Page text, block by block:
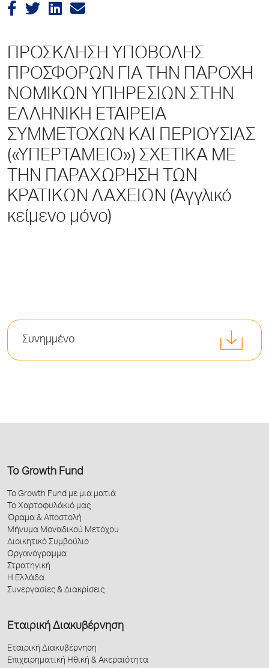
ΠΡΟΣΚΛΗΣΗ ΥΠΟΒΟΛΗΣ
ΠΡΟΣΦΟΡΩΝ ΓΙΑ ΤΗΝ ΠΑΡΟΧΗ
ΝΟΜΙΚΩΝ ΥΠΗΡΕΣΙΩΝ ΣΤΗΝ
ΕΛΛΗΝΙΚΗ ΕΤΑΙΡΕΙΑ
ΣΥΜΜΕΤΟΧΩΝ ΚΑΙ ΠΕΡΙΟΥΣΙΑΣ
(«ΥΠΕΡΤΑΜΕΙΟ») ΣΧΕΤΙΚΑ ΜΕ
ΤΗΝ ΠΑΡΑΧΩΡΗΣΗ ΤΩΝ
ΚΡΑΤΙΚΩΝ ΛΑΧΕΙΩΝ (Αγγλικό
κείμενο μόνο)
Συνημμένο
Το Growth Fund
Το Growth Fund με μια ματιά
Το Χαρτοφυλάκιό μας
Όραμα & Αποστολή
Μήνυμα Μοναδικού Μετόχου
Διοικητικό Συμβούλιο
Οργανόγραμμα
Στρατηγική
Η Ελλάδα
Συνεργασίες & Διακρίσεις
Εταιρική Διακυβέρνηση
Εταιρική Διακυβέρνηση
Επιχειρηματική Ηθική & Ακεραιότητα